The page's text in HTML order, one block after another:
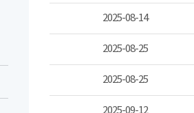
2025-08-14
2025-08-25
2025-08-25
2025-09-12